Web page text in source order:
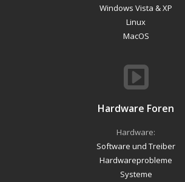
Windows Vista & XP
Linux
MacOS
Hardware Foren
Hardware:
Software und Treiber
Hardwareprobleme
Systeme